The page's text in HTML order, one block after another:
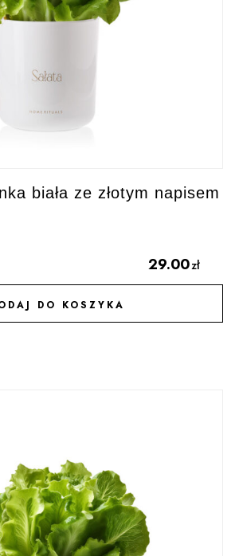
biała ze złotym napisem
29.00zł
DO KOSZYKA
DO ULUBIONYCH